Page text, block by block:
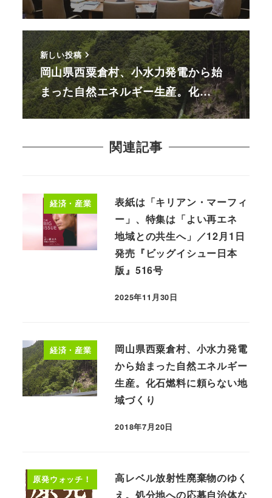
新しい投稿
岡山県西粟倉村、小水力発電から始
まった自然エネルギー生産。化…
関連記事
経済・産業
表紙は「キリアン・マーフィ
ー」、特集は「よい再エネ
地域との共生へ」／12月1日
発売『ビッグイシュー日本
版』516号
2025年11月30日
経済・産業
岡山県西粟倉村、小水力発電
から始まった自然エネルギー
生産。化石燃料に頼らない地
域づくり
2018年7月20日
原発ウォッチ！
高レベル放射性廃棄物のゆく
え。処分地への応募自治体な